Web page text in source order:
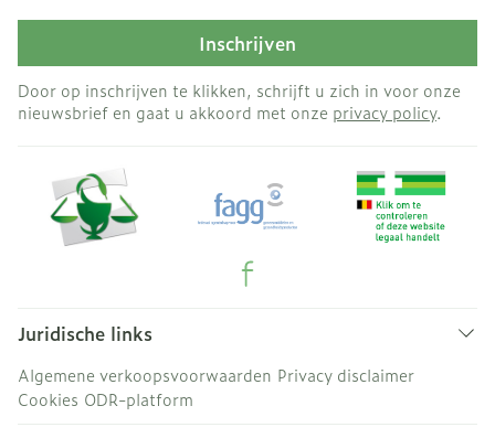
Inschrijven
Door op inschrijven te klikken, schrijft u zich in voor onze
nieuwsbrief en gaat u akkoord met onze privacy policy.
Juridische links
Algemene verkoopsvoorwaarden Privacy disclaimer
Cookies ODR-platform